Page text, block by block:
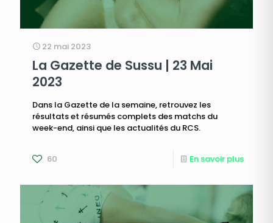
22 mai 2023
La Gazette de Sussu | 23 Mai
2023
Dans la Gazette de la semaine, retrouvez les
résultats et résumés complets des matchs du
week-end, ainsi que les actualités du RCS.
60 En savoir plus